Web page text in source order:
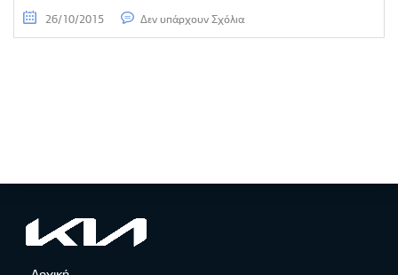
26/10/2015 Δεν υπάρχουν Σχόλια